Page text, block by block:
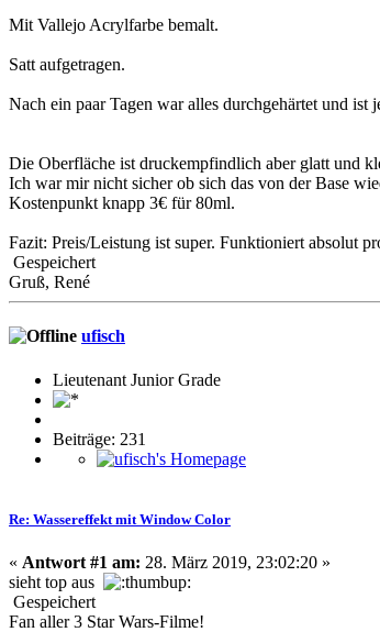
Mit Vallejo Acrylfarbe bemalt.
Satt aufgetragen.
Nach ein paar Tagen war alles durchgehärtet und ist
Die Oberfläche ist druckempfindlich aber glatt und
Ich war mir nicht sicher ob sich das von der Base
Kostenpunkt knapp 3€ für 80ml.
Fazit: Preis/Leistung ist super. Funktioniert absolut
Gespeichert
Gruß, René
ufisch
Lieutenant Junior Grade
Beiträge: 231
Re: Wassereffekt mit Window Color
« Antwort #1 am: 28. März 2019, 23:02:20 »
sieht top aus
Gespeichert
Fan aller 3 Star Wars-Filme!